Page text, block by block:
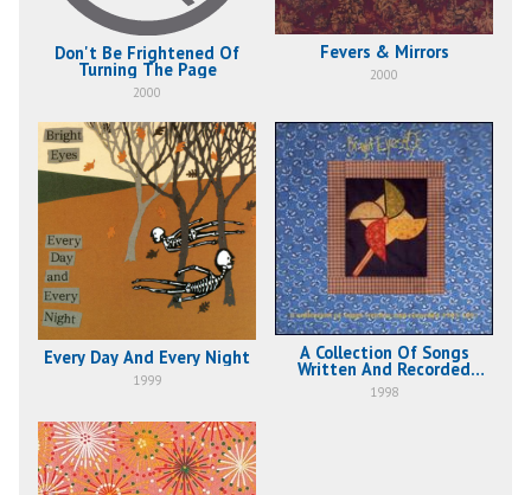
Don't Be Frightened Of
Turning The Page
2000
Fevers & Mirrors
2000
Every Day And Every Night
1999
A Collection Of Songs
Written And Recorded
1995-1997
1998